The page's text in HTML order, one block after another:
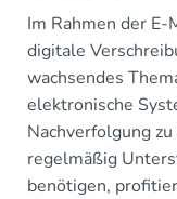
Im Rahmen der
digitale
wachsendes
elektronische
Nachverfolgung
regelmäßig
benötigen,